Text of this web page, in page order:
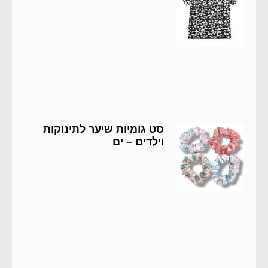
סט גומיות שיער לתינוקות
וילדים – ים